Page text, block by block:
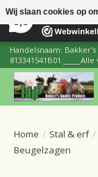
Handelsnaam: Bakker's
Home / Stal & erf /
Beugelzagen
Wij slaan cookies op